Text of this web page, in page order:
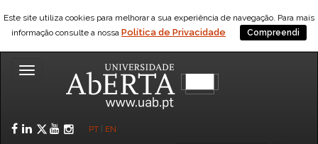
Este site utiliza cookies para melhorar a sua experiência de navegação. Para mais
informação consulte a nossa Política de Privacidade Compreendi
Toggle
Facebook
LinkedIn
Twitter
YouTube
Instagram
PT EN